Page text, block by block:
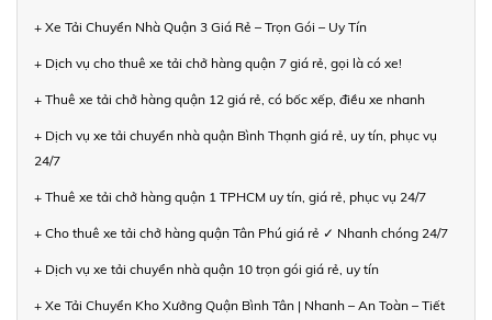
+ Xe Tải Chuyển Nhà Quận 3 Giá Rẻ – Trọn Gói – Uy Tín
+ Dịch vụ cho thuê xe tải chở hàng quận 7 giá rẻ, gọi là có xe!
+ Thuê xe tải chở hàng quận 12 giá rẻ, có bốc xếp, điều xe nhanh
+ Dịch vụ xe tải chuyển nhà quận Bình Thạnh giá rẻ, uy tín, phục vụ
24/7
+ Thuê xe tải chở hàng quận 1 TPHCM uy tín, giá rẻ, phục vụ 24/7
+ Cho thuê xe tải chở hàng quận Tân Phú giá rẻ ✓ Nhanh chóng 24/7
+ Dịch vụ xe tải chuyển nhà quận 10 trọn gói giá rẻ, uy tín
+ Xe Tải Chuyển Kho Xưởng Quận Bình Tân | Nhanh – An Toàn – Tiết